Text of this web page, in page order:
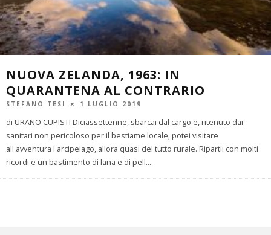
NUOVA ZELANDA, 1963: IN
QUARANTENA AL CONTRARIO
STEFANO TESI 1 LUGLIO 2019
di URANO CUPISTI Diciassettenne, sbarcai dal cargo e, ritenuto dai
sanitari non pericoloso per il bestiame locale, potei visitare
all'avventura l'arcipelago, allora quasi del tutto rurale. Ripartii con molti
ricordi e un bastimento di lana e di pell...